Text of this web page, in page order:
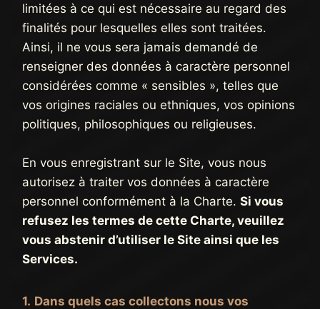
limitées à ce qui est nécessaire au regard des
finalités pour lesquelles elles sont traitées.
Ainsi, il ne vous sera jamais demandé de
renseigner des données à caractère personnel
considérées comme « sensibles », telles que
vos origines raciales ou ethniques, vos opinions
politiques, philosophiques ou religieuses.
En vous enregistrant sur le Site, vous nous
autorisez à traiter vos données à caractère
personnel conformément à la Charte. Si vous
refusez les termes de cette Charte, veuillez
vous abstenir d’utiliser le Site ainsi que les
Services.
1. Dans quels cas collectons nous vos